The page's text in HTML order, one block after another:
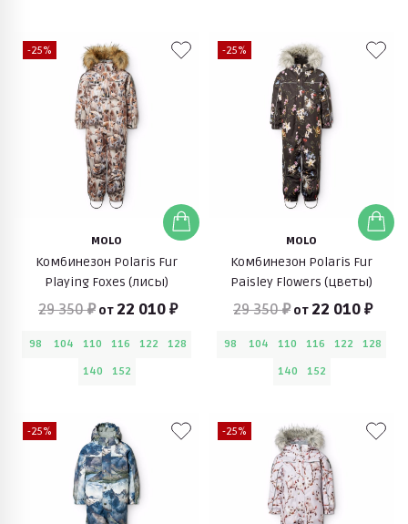
-25%
MOLO
Комбинезон Polaris Fur
Playing Foxes (лисы)
29 350 ₽ от 22 010 ₽
98 104 110 116 122
128
140
152
-25%
MOLO
Комбинезон Polaris Fur
Paisley Flowers (цветы)
29 350 ₽ от 22 010 ₽
98 104 110 116 122
128
140
152
-25% -25%